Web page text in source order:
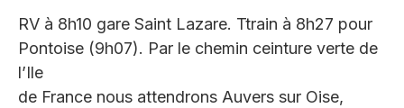
RV à 8h10 gare Saint Lazare. Ttrain à 8h27 pour
Pontoise (9h07). Par le chemin ceinture verte de
l’Ile
de France nous attendrons Auvers sur Oise,